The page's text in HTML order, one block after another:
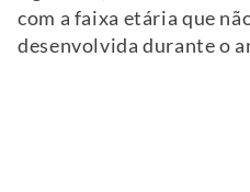
com a faixa etária que
desenvolvida durante o